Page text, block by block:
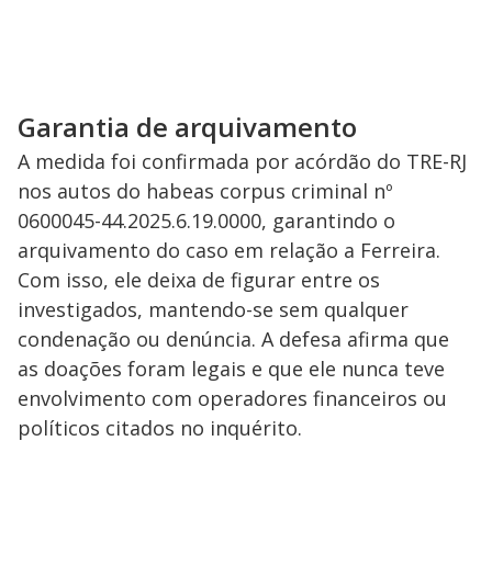
Garantia de arquivamento
A medida foi confirmada por acórdão do TRE-RJ
nos autos do habeas corpus criminal nº
0600045-44.2025.6.19.0000, garantindo o
arquivamento do caso em relação a Ferreira.
Com isso, ele deixa de figurar entre os
investigados, mantendo-se sem qualquer
condenação ou denúncia. A defesa afirma que
as doações foram legais e que ele nunca teve
envolvimento com operadores financeiros ou
políticos citados no inquérito.